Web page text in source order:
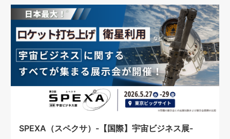
SPEXA（スペクサ）-【国際】宇宙ビジネス展-